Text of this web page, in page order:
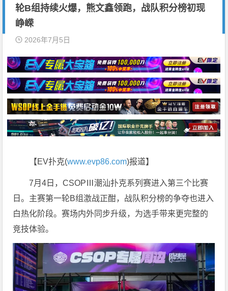
轮B组持续火爆，熊文鑫领跑，战队积分榜初现
峥嵘
2026年7月5日
【EV扑克(www.evp86.com)报道】
7月4日，CSOPⅢ潮汕扑克系列赛进入第三个比赛
日。主赛第一轮B组激战正酣，战队积分榜的争夺也进入
白热化阶段。赛场内外同步升级，为选手带来更完整的
竞技体验。